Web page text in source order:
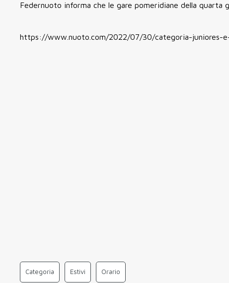
Federnuoto informa che le gare pomeridiane della quarta
https://www.nuoto.com/2022/07/30/categoria-
Categoria Estivi Orario